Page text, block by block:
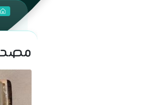
مصحف نادر